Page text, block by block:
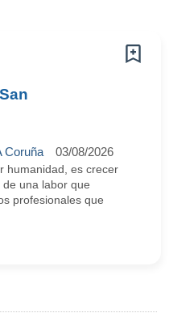
Coruña 03/08/2026
humanidad, es crecer
una labor que
profesionales que